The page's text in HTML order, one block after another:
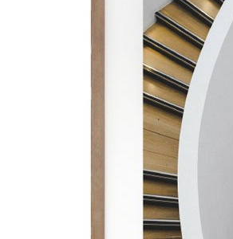
Seu carrinho ainda
Navegue pela loja e encontre os
produtos que você procura.